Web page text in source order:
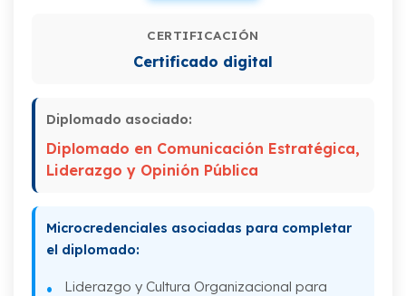
estrategias de campaña
electorales
campaña electoral
V. Componentes de una estrategia de
comunicación para la campaña
VI. Marketing en campaña electoral: todo
comunica
CERTIFICACIÓN
Certificado digital
Diplomado asociado:
Diplomado en Comunicación Estratégica,
Liderazgo y Opinión Pública
Microcredenciales asociadas para completar
el diplomado:
Liderazgo y Cultura Organizacional para